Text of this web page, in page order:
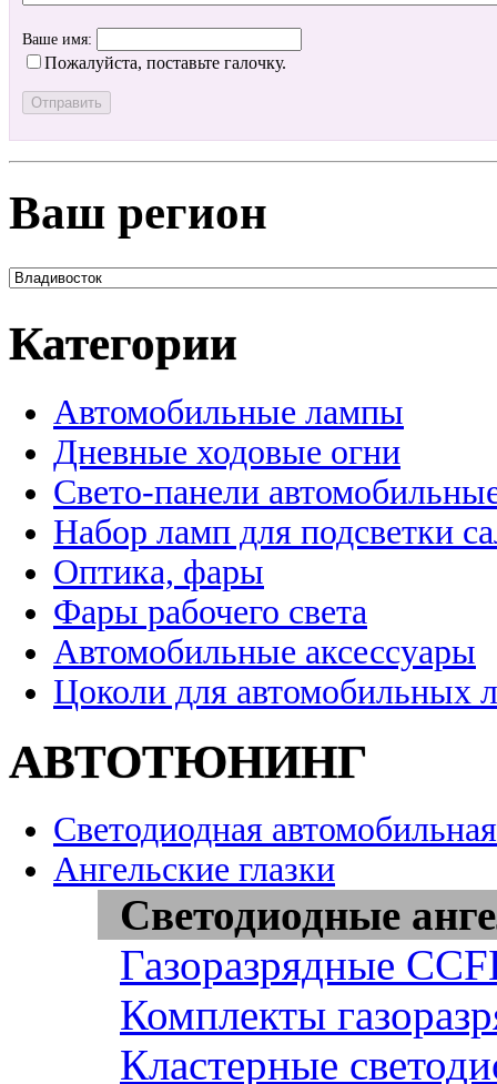
Ваше имя:
Пожалуйста, поставьте галочку.
Ваш регион
Категории
Автомобильные лампы
Дневные ходовые огни
Свето-панели
Набор ламп для подсветки
Оптика, фары
Фары рабочего света
Автомобильные аксессуары
Цоколи для автомобильных
АВТОТЮНИНГ
Светодиодная
Ангельские глазки
Светодиодные
Газоразрядные
Комплекты
Кластерные